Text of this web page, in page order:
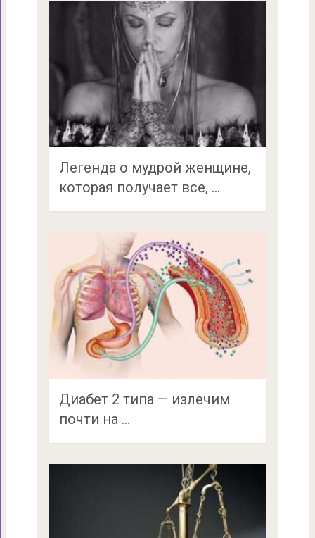
Легенда о мудрой женщине,
которая получает все, …
Диабет 2 типа — излечим
почти на …